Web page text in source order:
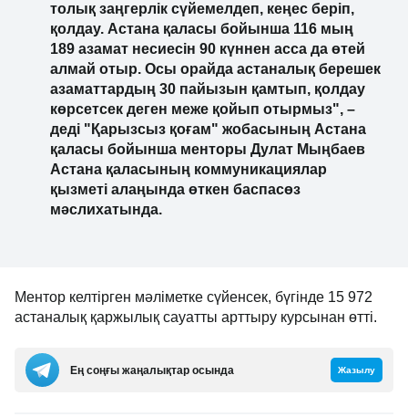
толық заңгерлік сүйемелдеп, кеңес беріп,
қолдау. Астана қаласы бойынша 116 мың
189 азамат несиесін 90 күннен асса да өтей
алмай отыр. Осы орайда астаналық берешек
азаматтардың 30 пайызын қамтып, қолдау
көрсетсек деген меже қойып отырмыз", –
деді "Қарызсыз қоғам" жобасының Астана
қаласы бойынша менторы Дулат Мыңбаев
Астана қаласының коммуникациялар
қызметі алаңында өткен баспасөз
мәслихатында.
Ментор келтірген мәліметке сүйенсек, бүгінде 15 972
астаналық қаржылық сауатты арттыру курсынан өтті.
Ең соңғы жаңалықтар осында Жазылу